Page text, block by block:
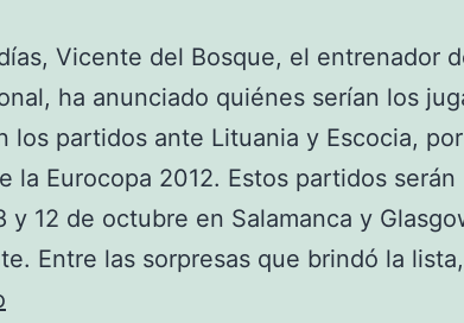
Vicente del Bosque, el entrenador
ha anunciado quiénes serían los
los partidos ante Lituania y Escocia,
la Eurocopa 2012. Estos partidos serán
y 12 de octubre en Salamanca y
Entre las sorpresas que brindó la